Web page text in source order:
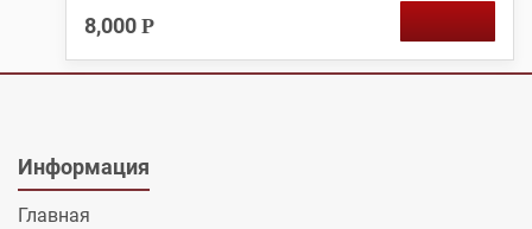
8,000 Р
Информация
Главная